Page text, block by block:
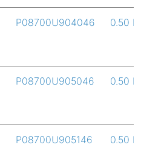
P08700U904046 0.50 L
P08700U905046 0.50 L
P08700U905146 0.50 L